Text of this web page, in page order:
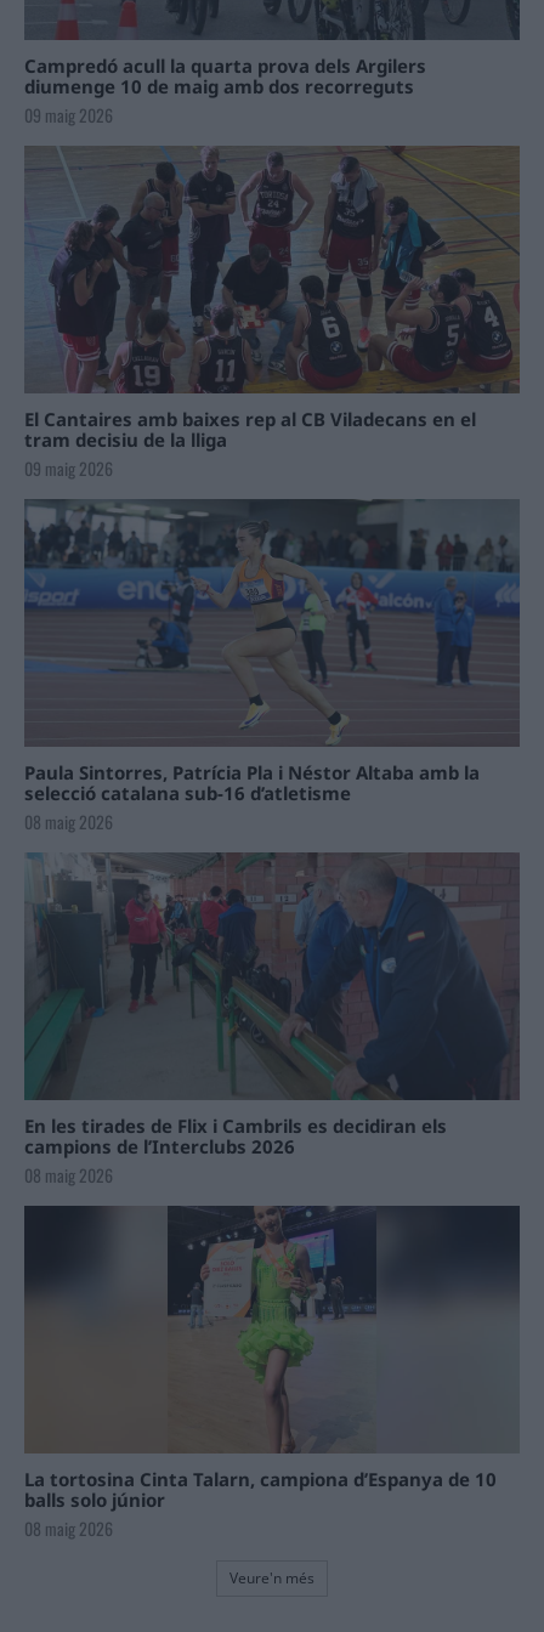
Campredó acull la quarta prova dels Argilers
diumenge 10 de maig amb dos recorreguts
09 maig 2026
El Cantaires amb baixes rep al CB Viladecans en el
tram decisiu de la lliga
09 maig 2026
Paula Sintorres, Patrícia Pla i Néstor Altaba amb la
selecció catalana sub-16 d’atletisme
08 maig 2026
En les tirades de Flix i Cambrils es decidiran els
campions de l’Interclubs 2026
08 maig 2026
La tortosina Cinta Talarn, campiona d’Espanya de 10
balls solo júnior
08 maig 2026
Veure'n més